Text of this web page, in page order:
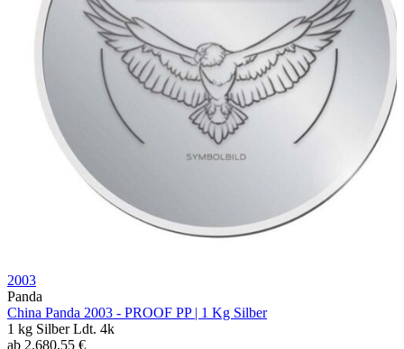
2003
Panda
China Panda 2003 - PROOF PP | 1 Kg Silber
1 kg Silber Ldt. 4k
ab 2.680,55 €